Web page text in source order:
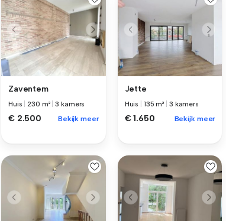
Zaventem
Huis |230 m² |3 kamers
€ 2.500 Bekijk meer
Jette
Huis 135 m² 3 kamers
€ 1.650 Bekijk meer